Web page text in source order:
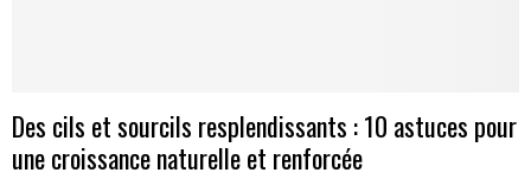
Des cils et sourcils resplendissants : 10 astuces pour
une croissance naturelle et renforcée